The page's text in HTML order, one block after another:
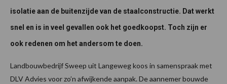
isolatie aan de buitenzijde van de staalconstructie. Dat werkt
snel en is in veel gevallen ook het goedkoopst. Toch zijn er
ook redenen om het andersom te doen.
Landbouwbedrijf Sweep uit Langeweg koos in samenspraak met
DLV Advies voor zo’n afwijkende aanpak. De aannemer bouwde